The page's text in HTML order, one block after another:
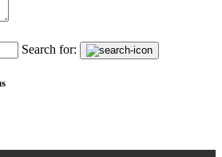
Search for: